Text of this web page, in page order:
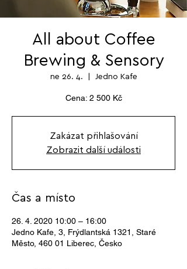
All about Coffee
Brewing & Sensory
ne 26. 4.
  |
Jedno Kafe
Cena: 2 500 Kč
Zakázat přihlašování
Zobrazit další události
Čas a místo
26. 4. 2020 10:00 – 16:00
Jedno Kafe, 3, Frýdlantská 1321, Staré
Město, 460 01 Liberec, Česko